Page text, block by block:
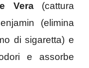
Vera(cattura
(elimina
di sigaretta) e
e assorbe